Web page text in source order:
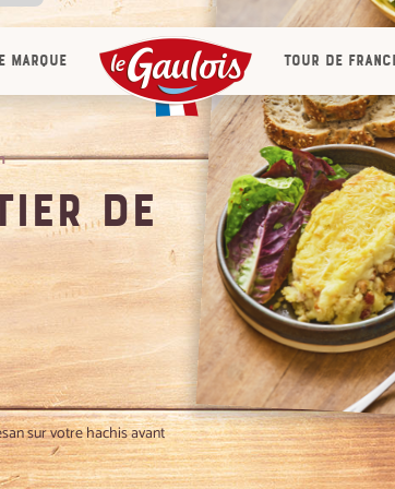
marque Tour de
de
sur votre hachis avant
la